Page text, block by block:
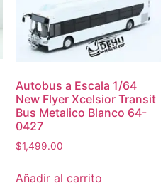
Autobus a Escala 1/64
New Flyer Xcelsior Transit
Bus Metalico Blanco 64-
0427
$1,499.00
Añadir al carrito